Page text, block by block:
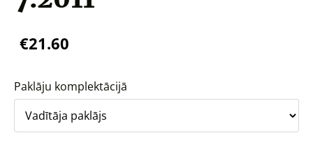
€21.60
Paklāju komplektācijā